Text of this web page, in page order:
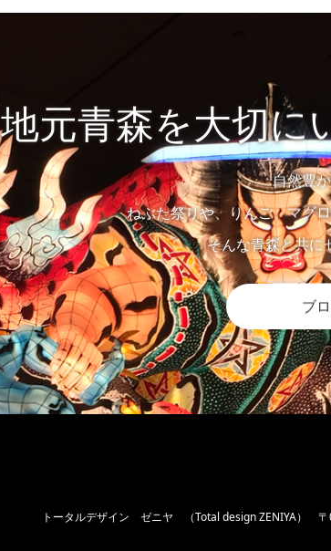
地元青森を大切に
自然豊
ねぶた祭りや、りんご、マグ
そんな青森と共に
ブ
トータルデザイン ゼニヤ （Total design ZENIYA）